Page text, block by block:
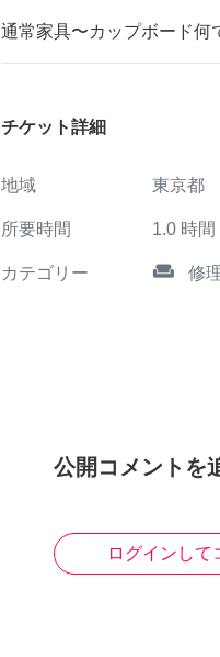
通常家具〜カップボード何
チケット詳細
地域 東京都
所要時間 1.0 時間
カテゴリー weekend 修
公開コメントを
ログインして